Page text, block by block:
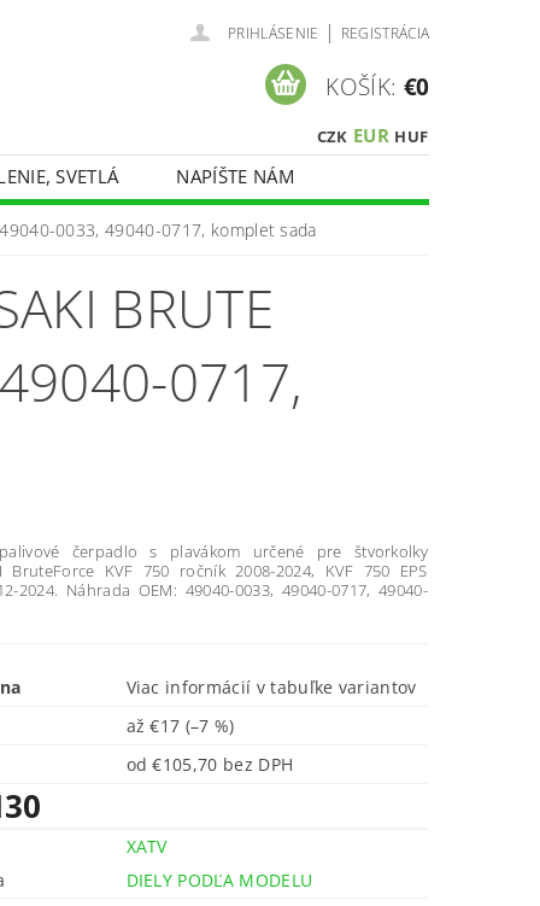
PRIHLÁSENIE | REGISTRÁCIA
CZK EUR HUF
KOŠÍK: €0
SVETLÁ NAPÍŠTE NÁM
0033, 49040-0717, komplet sada
BRUTE
0717,
čerpadlo s plavákom určené pre štvorkolky
BruteForce KVF 750 ročník 2008-2024, KVF 750 EPS
2024. Náhrada OEM: 49040-0033, 49040-0717, 49040-
Viac informácií v tabuľke variantov
až€17 (–7 %)
od €105,70 bez DPH
XATV
DIELY PODĽA MODELU